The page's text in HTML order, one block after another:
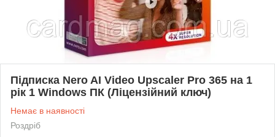
Підписка Nero AI Video Upscaler Pro 365 на 1
рік 1 Windows ПК (Ліцензійний ключ)
Немає в наявності
Роздріб